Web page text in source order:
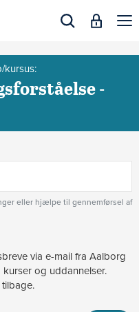
kursus:
-
eller hjælpe til gennemførsel af
via e-mail fra Aalborg
og uddannelser.